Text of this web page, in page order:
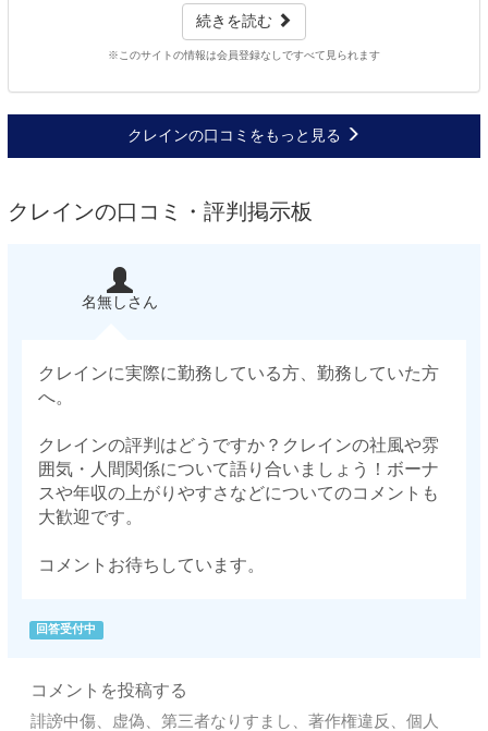
続きを読む
※このサイトの情報は会員登録なしですべて見られます
クレインの口コミをもっと見る
クレインの口コミ・評判掲示板
名無しさん
クレインに実際に勤務している方、勤務していた方
へ。
クレインの評判はどうですか？クレインの社風や雰
囲気・人間関係について語り合いましょう！ボーナ
スや年収の上がりやすさなどについてのコメントも
大歓迎です。
コメントお待ちしています。
回答受付中
コメントを投稿する
誹謗中傷、虚偽、第三者なりすまし、著作権違反、個人